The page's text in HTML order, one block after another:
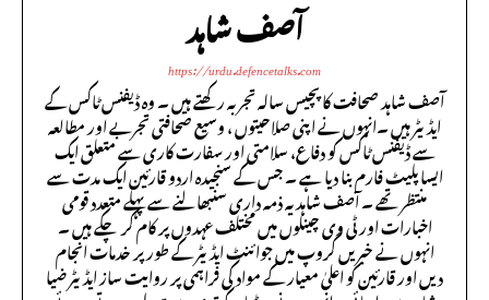
آصف شاہد
https://urdu.defencetalks.com
آصف شاہد صحافت کا پچیس سالہ تجربہ رکھتے ہیں ۔ وہ ڈیفنس ٹاکس کے
ایڈیٹر ہیں ۔انہوں نے اپنی صلاحیتوں ، وسیع صحافتی تجربے اور مطالعہ
سے ڈیفنس ٹاکس کو دفاع، سلامتی اور سفارت کاری سے متعلق ایک
ایسا پلیٹ فارم بنا دیا ہے ۔ جس کے سنجیدہ اردو قارئین ایک مدت سے
منتظر تھے ۔ آصف شاہد یہ ذمہ داری سنبھالنے سے پہلے متعدد قومی
اخبارات اور ٹی وی چینلوں میں مختلف عہدوں پر کام کر چکے ہیں ۔
انہوں نے خبریں گروپ میں جوائنٹ ایڈیٹر کے طور پر خدمات انجام
دیں اور قارئین کو اعلیٰ معیار کے مواد کی فراہمی پر روایت ساز ایڈیٹر ضیا